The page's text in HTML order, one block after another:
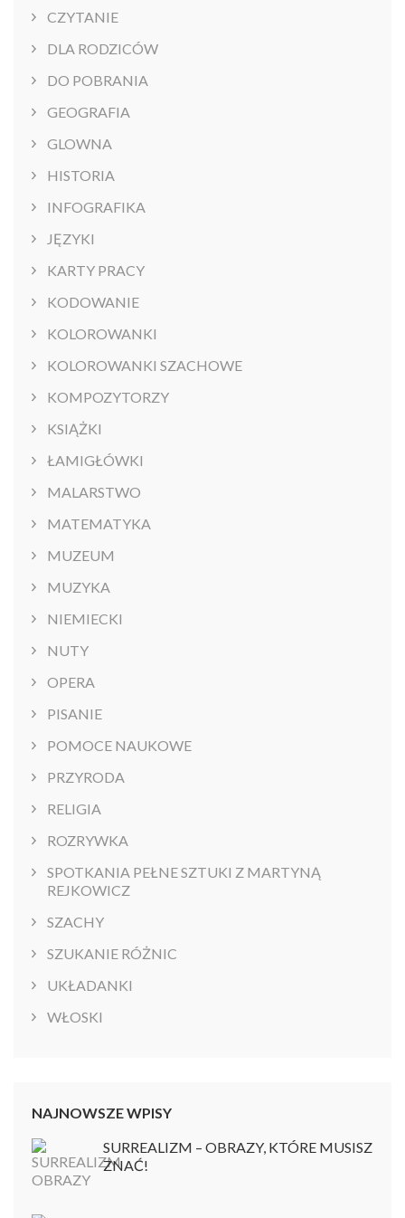
CZYTANIE
DLA RODZICÓW
DO POBRANIA
GEOGRAFIA
GLOWNA
HISTORIA
INFOGRAFIKA
JĘZYKI
KARTY PRACY
KODOWANIE
KOLOROWANKI
KOLOROWANKI SZACHOWE
KOMPOZYTORZY
KSIĄŻKI
ŁAMIGŁÓWKI
MALARSTWO
MATEMATYKA
MUZEUM
MUZYKA
NIEMIECKI
NUTY
OPERA
PISANIE
POMOCE NAUKOWE
PRZYRODA
RELIGIA
ROZRYWKA
SPOTKANIA PEŁNE SZTUKI Z MARTYNĄ
REJKOWICZ
SZACHY
SZUKANIE RÓŻNIC
UKŁADANKI
WŁOSKI
NAJNOWSZE WPISY
SURREALIZM – OBRAZY, KTÓRE MUSISZ
ZNAĆ!